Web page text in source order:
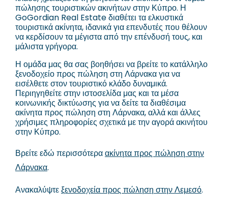
πώλησης τουριστικών ακινήτων στην Κύπρο. Η
GoGordian Real Estate διαθέτει τα ελκυστικά
τουριστικά ακίνητα, ιδανικά για επενδυτές που θέλουν
να κερδίσουν τα μέγιστα από την επένδυσή τους, και
μάλιστα γρήγορα.
Η ομάδα μας θα σας βοηθήσει να βρείτε το κατάλληλο
ξενοδοχείο προς πώληση στη Λάρνακα για να
εισέλθετε στον τουριστικό κλάδο δυναμικά.
Περιηγηθείτε στην ιστοσελίδα μας και τα μέσα
κοινωνικής δικτύωσης για να δείτε τα διαθέσιμα
ακίνητα προς πώληση στη Λάρνακα, αλλά και άλλες
χρήσιμες πληροφορίες σχετικά με την αγορά ακινήτου
στην Κύπρο.
Βρείτε εδώ περισσότεραακίνητα προς πώληση στην
Λάρνακα.
Ανακαλύψτεξενοδοχεία προς πώληση στην Λεμεσό.